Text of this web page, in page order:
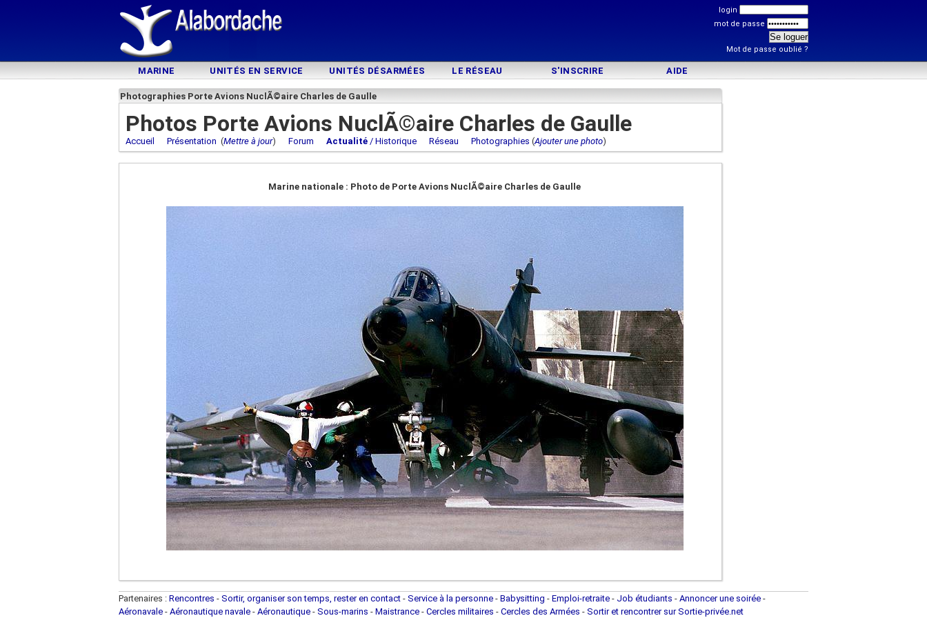
login
mot de passe
Mot de passe oublié ?
MARINE UNITÉS EN SERVICE UNITÉS DÉSARMÉES LE RÉSEAU S'INSCRIRE AIDE
Photographies Porte Avions NuclÃ©aire Charles de Gaulle
Photos Porte Avions NuclÃ©aire Charles de Gaulle
Accueil Présentation (Mettre à jour) Forum Actualité / Historique Réseau Photographies (Ajouter une photo)
Marine nationale : Photo de Porte Avions NuclÃ©aire Charles de Gaulle
Partenaires : Rencontres - Sortir, organiser son temps, rester en contact - Service à la personne - Babysitting - Emploi-retraite - Job étudiants - Annoncer une soirée -
Aéronavale - Aéronautique navale - Aéronautique - Sous-marins - Maistrance - Cercles militaires - Cercles des Armées - Sortir et rencontrer sur Sortie-privée.net